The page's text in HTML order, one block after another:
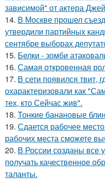
зависимой" от актера
14. В Москве прошел
утвердили партийных
сентябре выборах
15. Белки - зомби
16. Самая откровенная
17. В сети появился твит,
охарактеризовали как
тех, кто Сейчас жив".
18. Тонкие банановые
19. Сдается рабочее
рабочих места сможете
20. В России созданы все
получать качественное
таланты.